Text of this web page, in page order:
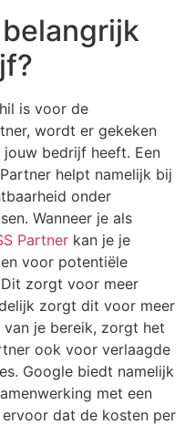
is voor de
wordt er gekeken
bedrijf heeft. Een
helpt namelijk bij
onder
Wanneer je als
Partner kan je je
voor potentiële
zorgt voor meer
zorgt dit voor meer
je bereik, zorgt het
ook voor verlaagde
Google biedt namelijk
met een
dat de kosten per